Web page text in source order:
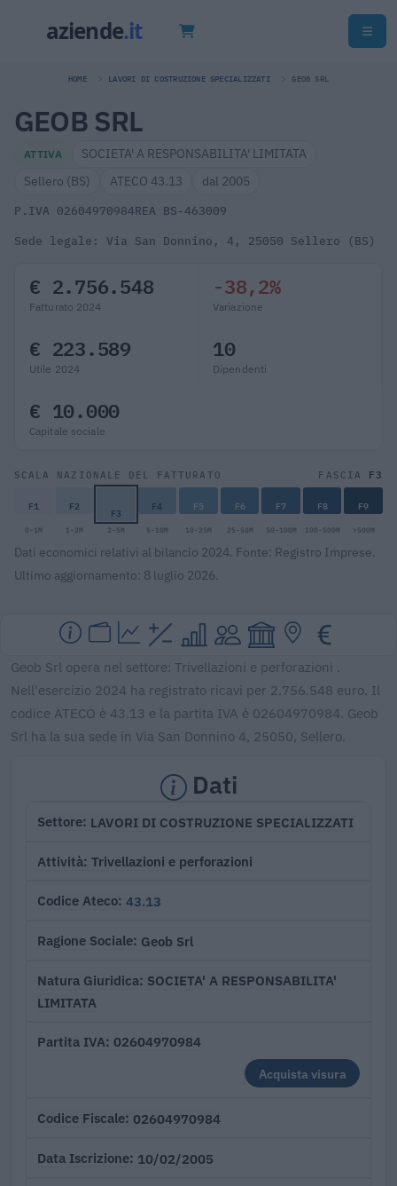
HOME LAVORI DI COSTRUZIONE SPECIALIZZATI GEOB SRL
GEOB SRL
ATTIVA
SOCIETA' A RESPONSABILITA' LIMITATA
Sellero (BS)
ATECO 43.13 dal 2005
P.IVA 02604970984REA BS-463009
Sede legale: Via San Donnino, 4, 25050 Sellero (BS)
€ 2.756.548
Fatturato 2024
-38,2%
Variazione
€ 223.589
Utile 2024
10
Dipendenti
€ 10.000
Capitale sociale
SCALA NAZIONALE DEL FATTURATO FASCIA F3
F1 F2 F3 F4 F5 F6 F7 F8 F9
0-1M 1-2M 2-5M 5-10M 10-25M 25-50M 50-100M 100-500M >500M
Dati economici relativi al bilancio 2024. Fonte: Registro Imprese.
Ultimo aggiornamento: 8 luglio 2026.
Geob Srl opera nel settore: Trivellazioni e perforazioni .
Nell'esercizio 2024 ha registrato ricavi per 2.756.548 euro. Il
codice ATECO è 43.13 e la partita IVA è 02604970984. Geob
Srl ha la sua sede in Via San Donnino 4, 25050, Sellero.
Dati
Settore LAVORI DI COSTRUZIONE SPECIALIZZATI
Attività Trivellazioni e perforazioni
Codice Ateco 43.13
Ragione Sociale Geob Srl
Natura Giuridica SOCIETA' A RESPONSABILITA'
LIMITATA
Partita IVA 02604970984
Acquista visura
Codice Fiscale 02604970984
Data Iscrizione 10/02/2005